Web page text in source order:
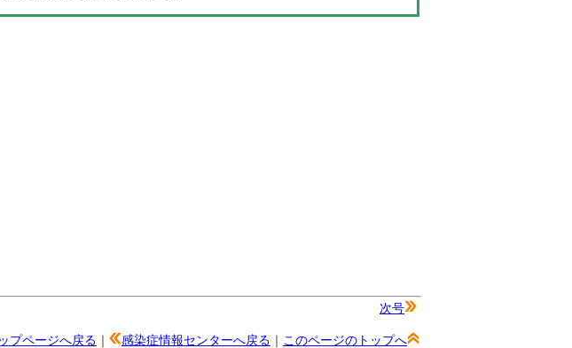
次号
プページへ戻る ｜ 感染症情報センターへ戻る ｜ このページのトップへ